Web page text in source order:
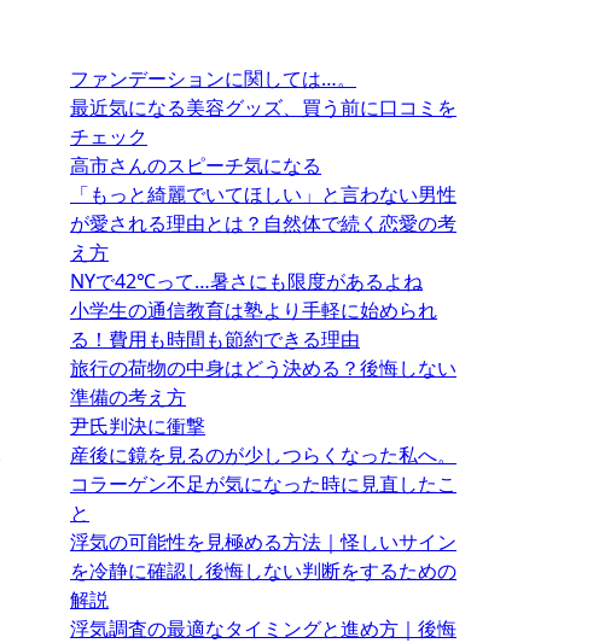
ファンデーションに関しては…。
最近気になる美容グッズ、買う前に口コミを
チェック
高市さんのスピーチ気になる
「もっと綺麗でいてほしい」と言わない男性
が愛される理由とは？自然体で続く恋愛の考
え方
NYで42℃って…暑さにも限度があるよね
小学生の通信教育は塾より手軽に始められ
る！費用も時間も節約できる理由
旅行の荷物の中身はどう決める？後悔しない
準備の考え方
尹氏判決に衝撃
産後に鏡を見るのが少しつらくなった私へ。
コラーゲン不足が気になった時に見直したこ
と
浮気の可能性を見極める方法｜怪しいサイン
を冷静に確認し後悔しない判断をするための
解説
浮気調査の最適なタイミングと進め方｜後悔